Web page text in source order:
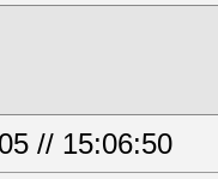
// 15:06:50